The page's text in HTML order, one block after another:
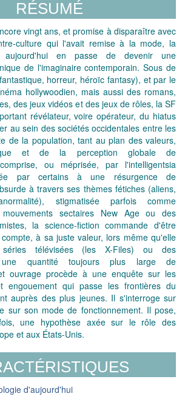
RÉSUMÉ
vingt ans, et promise à disparaître avec
culture qui l'avait remise à la mode, la
aujourd'hui en passe de devenir une
de l'imaginaire contemporain. Sous de
horreur, héroïc fantasy), et par le
hollywoodien, mais aussi des romans,
des jeux vidéos et des jeux de rôles, la SF
révélateur, voire opérateur, du hiatus
au sein des sociétés occidentales entre les
de la population, tant au plan des valeurs,
et de la perception globale de
ou méprisée, par l'intelligentsia
par certains à une résurgence de
à travers ses thèmes fétiches (aliens,
stigmatisée parfois comme
mouvements sectaires New Age ou des
la science-fiction commande d'être
à sa juste valeur, lors même qu'elle
télévisées (les X-Files) ou des
une quantité toujours plus large de
ouvrage procède à une enquête sur les
engouement qui passe les frontières du
auprès des plus jeunes. Il s'interroge sur
sur son mode de fonctionnement. Il pose,
une hypothèse axée sur le rôle des
et aux États-Unis.
d'aujourd'hui